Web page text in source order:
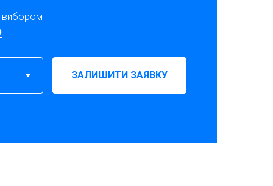
вибором
ЗАЛИШИТИ ЗАЯВКУ